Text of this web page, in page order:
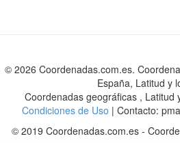
© 2026 Coordenadas.com.es.
España, Latitud y
Coordenadas geográficas , Latitud
Condiciones de Uso | Contacto:
© 2019 Coordenadas.com.es-